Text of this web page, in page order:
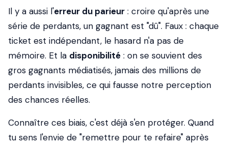
Il y a aussi l'erreur du parieur : croire qu'après une
série de perdants, un gagnant est "dû". Faux : chaque
ticket est indépendant, le hasard n'a pas de
mémoire. Et la disponibilité : on se souvient des
gros gagnants médiatisés, jamais des millions de
perdants invisibles, ce qui fausse notre perception
des chances réelles.
Connaître ces biais, c'est déjà s'en protéger. Quand
tu sens l'envie de "remettre pour te refaire" après